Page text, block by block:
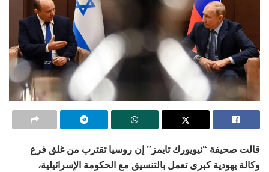
قالت صحيفة “نيويورك تايمز” إن روسيا تقترب من غلق فرع
وكالة يهودية كبرى تعمل بالتنسيق مع الحكومة الإسرائيلية،